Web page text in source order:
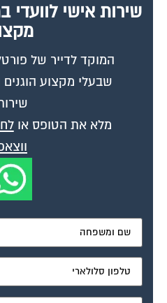
שירות אישי לוועדי
המוקד לדייר של
שבעלי מקצוע הוגנים
מלא את הטופס או